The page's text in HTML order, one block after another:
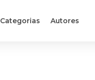
Categorias Autores